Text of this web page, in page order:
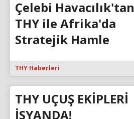
Çelebi Havacılık'tan
THY ile Afrika'da
Stratejik Hamle
THY Haberleri
THY UÇUŞ EKİPLERİ
İSYANDA!